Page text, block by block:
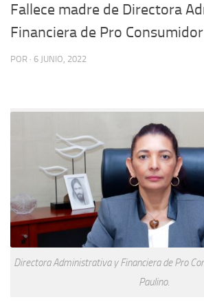
Fallece madre de Directora
Financiera de Pro Consumidor
POR · 6 JUNIO, 2022
Directora Administrativa y Financiera de Pro
Paulino.